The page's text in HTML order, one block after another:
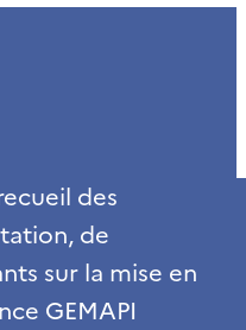
des
de
sur la mise en
GEMAPI